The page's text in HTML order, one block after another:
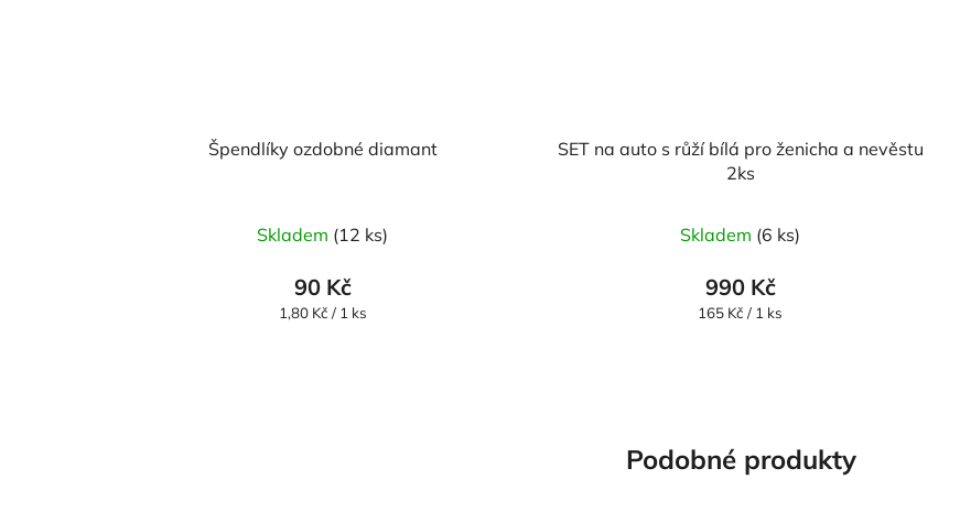
Špendlíky ozdobné diamant
Skladem (12 ks)
90 Kč
Měrná
1,80 Kč / 1 ks
SET na auto s růží bílá pro ženicha a nevěstu
2ks
hodnocení
produktu
je
Skladem (6 ks)
990 Kč
Měrná
165 Kč / 1 ks
Podobné produkty